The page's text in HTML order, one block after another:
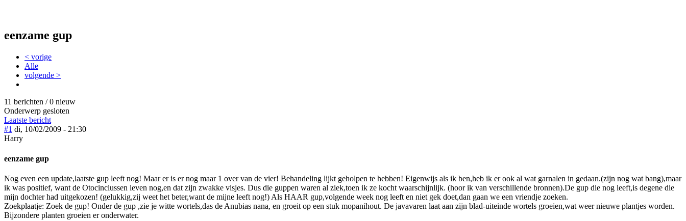
eenzame gup
< vorige
Alle
volgende >
11 berichten / 0 nieuw
Onderwerp gesloten
Laatste bericht
#1 di, 10/02/2009 - 21:30
Harry
eenzame gup
Nog even een update,laatste gup leeft nog! Maar er is er nog maar 1 over van de vier! Behandeling lijkt geholpen te hebben! Eigenwijs als ik ben,heb ik er ook al wat garnalen in gedaan.(zijn nog wat bang),maar
ik was positief, want de Otocinclussen leven nog,en dat zijn zwakke visjes. Dus die guppen waren al ziek,toen ik ze kocht waarschijnlijk. (hoor ik van verschillende bronnen).De gup die nog leeft,is degene die
mijn dochter had uitgekozen! (gelukkig,zij weet het beter,want de mijne leeft nog!) Als HAAR gup,volgende week nog leeft en niet gek doet,dan gaan we een vriendje zoeken.
Zoekplaatje: Zoek de gup! Onder de gup ,zie je witte wortels,das de Anubias nana, en groeit op een stuk mopanihout. De javavaren laat aan zijn blad-uiteinde wortels groeien,wat weer nieuwe plantjes worden.
Bijzondere planten groeien er onderwater.